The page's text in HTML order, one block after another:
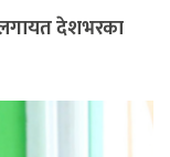
देशभरका